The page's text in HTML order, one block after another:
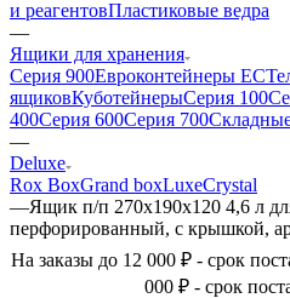
и реагентовПластиковые ведра
—
Ящики для хранения
Серия 900Евроконтейнеры ЕС
ящиковКуботейнерыСерия 100
400Серия 600Серия 700
—
Deluxe
Rox BoxGrand boxLuxeСrystal
—Ящик п/п 270х190х120 4,6 л
перфорированный, с крышкой,
На заказы до 12 000 ₽ - срок
000 ₽ - срок